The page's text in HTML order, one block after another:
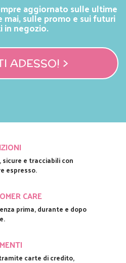
aggiornato sulle ultime
sulle promo e sui futuri
in negozio.
ADESSO! >
sicure e tracciabili con
espresso.
CARE
prima, durante e dopo
carte di credito,